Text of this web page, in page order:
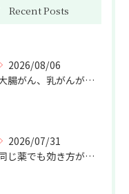
Recent Posts
2026/08/06
大腸がん、乳がんが増えた理由
2026/07/31
同じ薬でも効き方が違う？